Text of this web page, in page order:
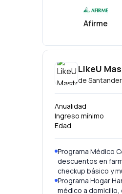
Afirme
LikeU
de Santander
Anualidad
Ingreso mínimo
Edad
Programa Médico
descuentos en
checkup básico y
Programa Hogar
médico a